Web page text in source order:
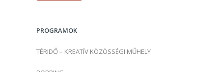
:PROGRAMOK
TÉRIDŐ – KREATÍV KÖZÖSSÉGI MŰHELY